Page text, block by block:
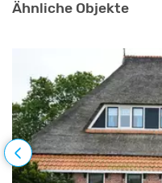
Ähnliche Objekte